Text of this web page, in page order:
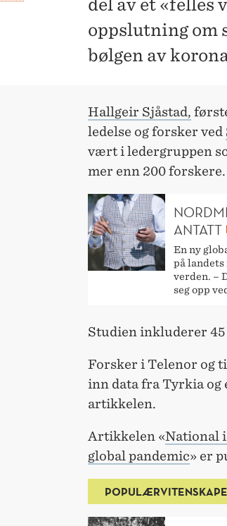
del av et «felles
oppslutning om
bølgen av
Hallgeir Sjåstad,
ledelse og forsker ved
vært i ledergruppen
mer enn 200 forskere.
ANTATT
En ny
på
verden. –
seg opp
Studien inkluderer
Forsker i Telenor og
inn data fra Tyrkia og
artikkelen.
Artikkelen «National
global pandemic» er